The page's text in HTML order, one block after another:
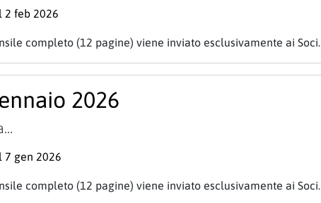
2 feb 2026
completo (12 pagine) viene inviato esclusivamente ai Soci.
2026
7 gen 2026
completo (12 pagine) viene inviato esclusivamente ai Soci.